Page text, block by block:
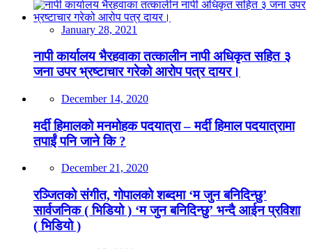
January 28, 2021
नापी कार्यालय भैरहवाका तत्कालीन नापी अधिकृत सहित ३
जना उपर भ्रष्टाचार गरेको आरोप पत्र दायर।
December 14, 2020
मर्दी हिमालको मनमोहक पदयात्रा – मर्दी हिमाल पदयात्रामा
तपाईं पनि जाने कि ?
December 21, 2020
रञ्जितको संगीत, गोपालको शब्दमा ‘म जुन बनिदिन्छु’
सार्वजनिक ( भिडियो ) ‘म जुन बनिदिन्छु’ भन्दै आईन प्रविशा
( भिडियो )